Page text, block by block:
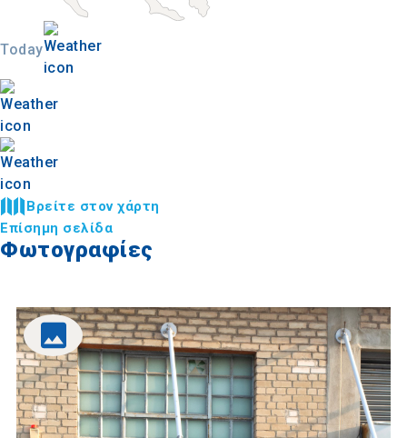
Today
Βρείτε στον χάρτη
Επίσημη σελίδα
Φωτογραφίες